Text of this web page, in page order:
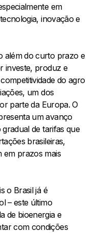
em
inovação e
além do curto prazo e
investe, produz e
do agro
um dos
parte da Europa. O
um avanço
de tarifas que
brasileiras,
em prazos mais
o Brasil já é
– este último
de bioenergia e
com condições